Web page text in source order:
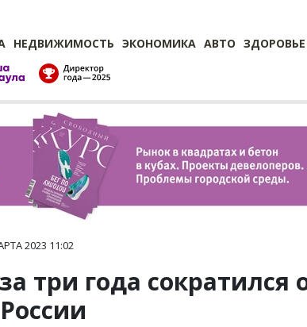
НЕДВИЖИМОСТЬ ЭКОНОМИКА АВТО ЗДОРОВЬЕ
2023 11:02
три года сократился